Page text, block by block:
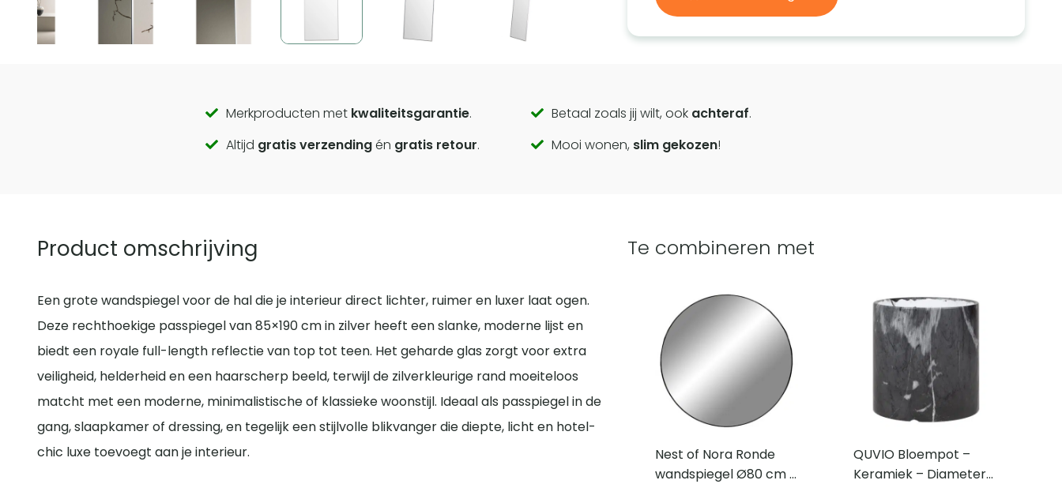
Call
to
Merkproducten met kwaliteitsgarantie. Betaal zoals jij wilt, ook achteraf.
Altijd gratis verzendingén gratis retour. Mooi wonen, slim gekozen!
Product omschrijving
Een grote wandspiegel voor de hal die je interieur direct lichter, ruimer en luxer laat ogen.
Deze rechthoekige passpiegel van 85×190 cm in zilver heeft een slanke, moderne lijst en
biedt een royale full-length reflectie van top tot teen. Het geharde glas zorgt voor extra
veiligheid, helderheid en een haarscherp beeld, terwijl de zilverkleurige rand moeiteloos
matcht met een moderne, minimalistische of klassieke woonstijl. Ideaal als passpiegel in de
gang, slaapkamer of dressing, en tegelijk een stijlvolle blikvanger die diepte, licht en hotel-
chic luxe toevoegt aan je interieur.
Te combineren met
Nest of Nora Ronde
wandspiegel Ø80 cm –
QUVIO Bloempot –
Keramiek – Diameter